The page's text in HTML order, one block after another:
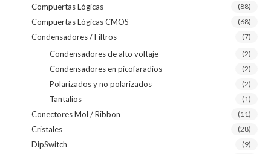
Compuertas Lógicas (88)
Compuertas Lógicas CMOS (68)
Condensadores / Filtros (7)
Condensadores de alto voltaje (2)
Condensadores en picofaradios (2)
Polarizados y no polarizados (2)
Tantalios (1)
Conectores Mol / Ribbon (11)
Cristales (28)
DipSwitch (9)